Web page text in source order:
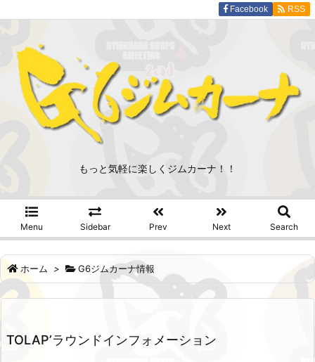
もっと気軽に楽しくジムカーナ！！
Menu Sidebar Prev Next Search
Facebook RSS
ホーム > G6ジムカーナ情報
TOLAP’ラウンドインフォメーション